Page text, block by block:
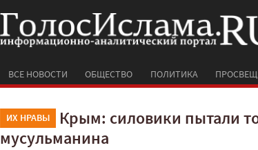
ВСЕ НОВОСТИ ОБЩЕСТВО ПОЛИТИКА
ИХ НРАВЫ
Крым: силовики пытали
мусульманина